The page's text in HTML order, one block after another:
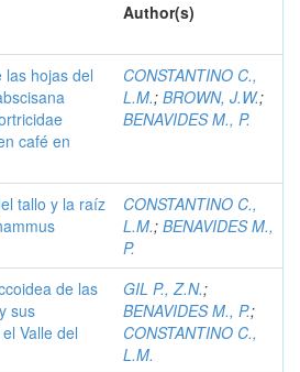
Author(s)
las hojas del
café en
CONSTANTINO C.,
L.M.; BROWN, J.W.;
BENAVIDES M., P.
tallo y la raíz
CONSTANTINO C.,
L.M.; BENAVIDES M.,
P.
de las
sus
Valle del
GIL P., Z.N.;
BENAVIDES M., P.;
CONSTANTINO C.,
L.M.